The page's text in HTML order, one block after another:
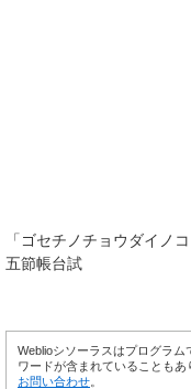
「 ゴセチノチョウダイノコ
五節帳台試
Weblioシソーラスはプログラ
ワードが含まれていることも
お問い合わせ